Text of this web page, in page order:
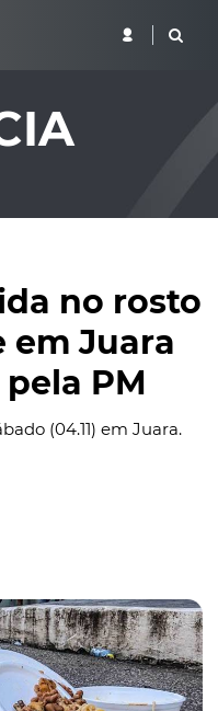
no rosto
em Juara
PM
(04.11) em Juara.